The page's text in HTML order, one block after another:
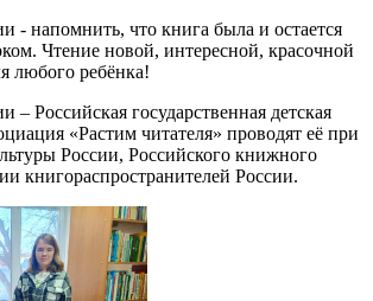
- напомнить, что книга была и остается
Чтение новой, интересной, красочной
любого ребёнка!
Российская государственная детская
«Растим читателя» проводят её при
России, Российского книжного
книгораспространителей России.